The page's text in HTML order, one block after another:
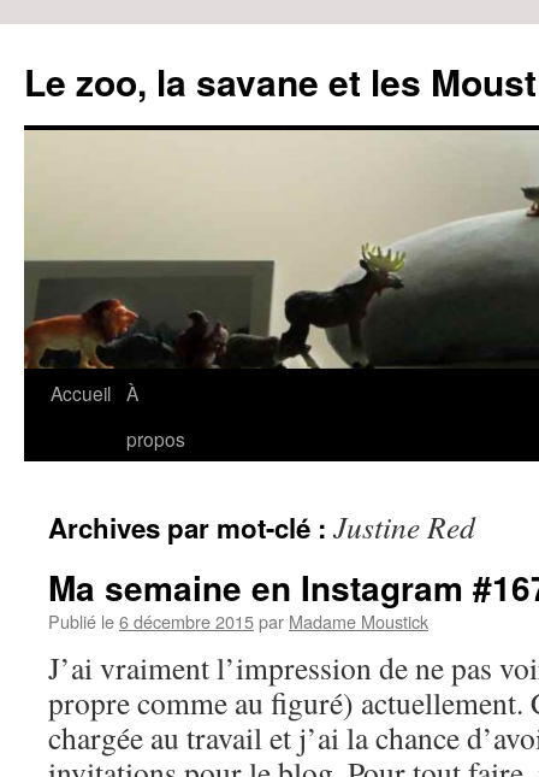
Le zoo, la savane et les
Aller
Accueil À
propos
Archives par mot-clé : Justine Red
Ma semaine en Instagram
Publié le6 décembre 2015par Madame Moustick
J’ai vraiment l’impression de ne pas
propre comme au figuré) actuellement.
chargée au travail et j’ai la chance